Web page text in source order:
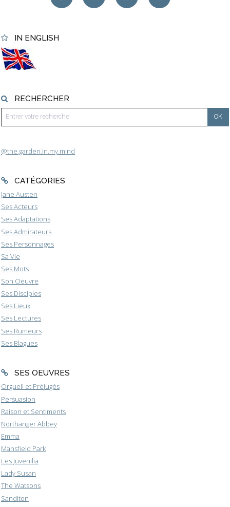
IN ENGLISH
RECHERCHER
@the.garden.in.my.mind
CATÉGORIES
Jane Austen
Ses Acteurs
Ses Adaptations
Ses Admirateurs
Ses Personnages
Sa Vie
Ses Mots
Son Oeuvre
Ses Disciples
Ses Lieux
Ses Lectures
Ses Rumeurs
Ses Blagues
SES OEUVRES
Orgueil et Préjugés
Persuasion
Raison et Sentiments
Northanger Abbey
Emma
Mansfield Park
Les Juvenilia
Lady Susan
The Watsons
Sanditon